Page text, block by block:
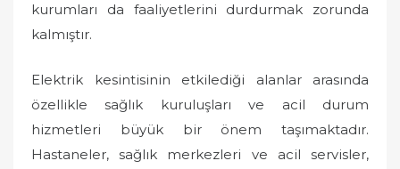
kurumları da faaliyetlerini durdurmak zorunda
kalmıştır.
Elektrik kesintisinin etkilediği alanlar arasında
özellikle sağlık kuruluşları ve acil durum
hizmetleri büyük bir önem taşımaktadır.
Hastaneler, sağlık merkezleri ve acil servisler,